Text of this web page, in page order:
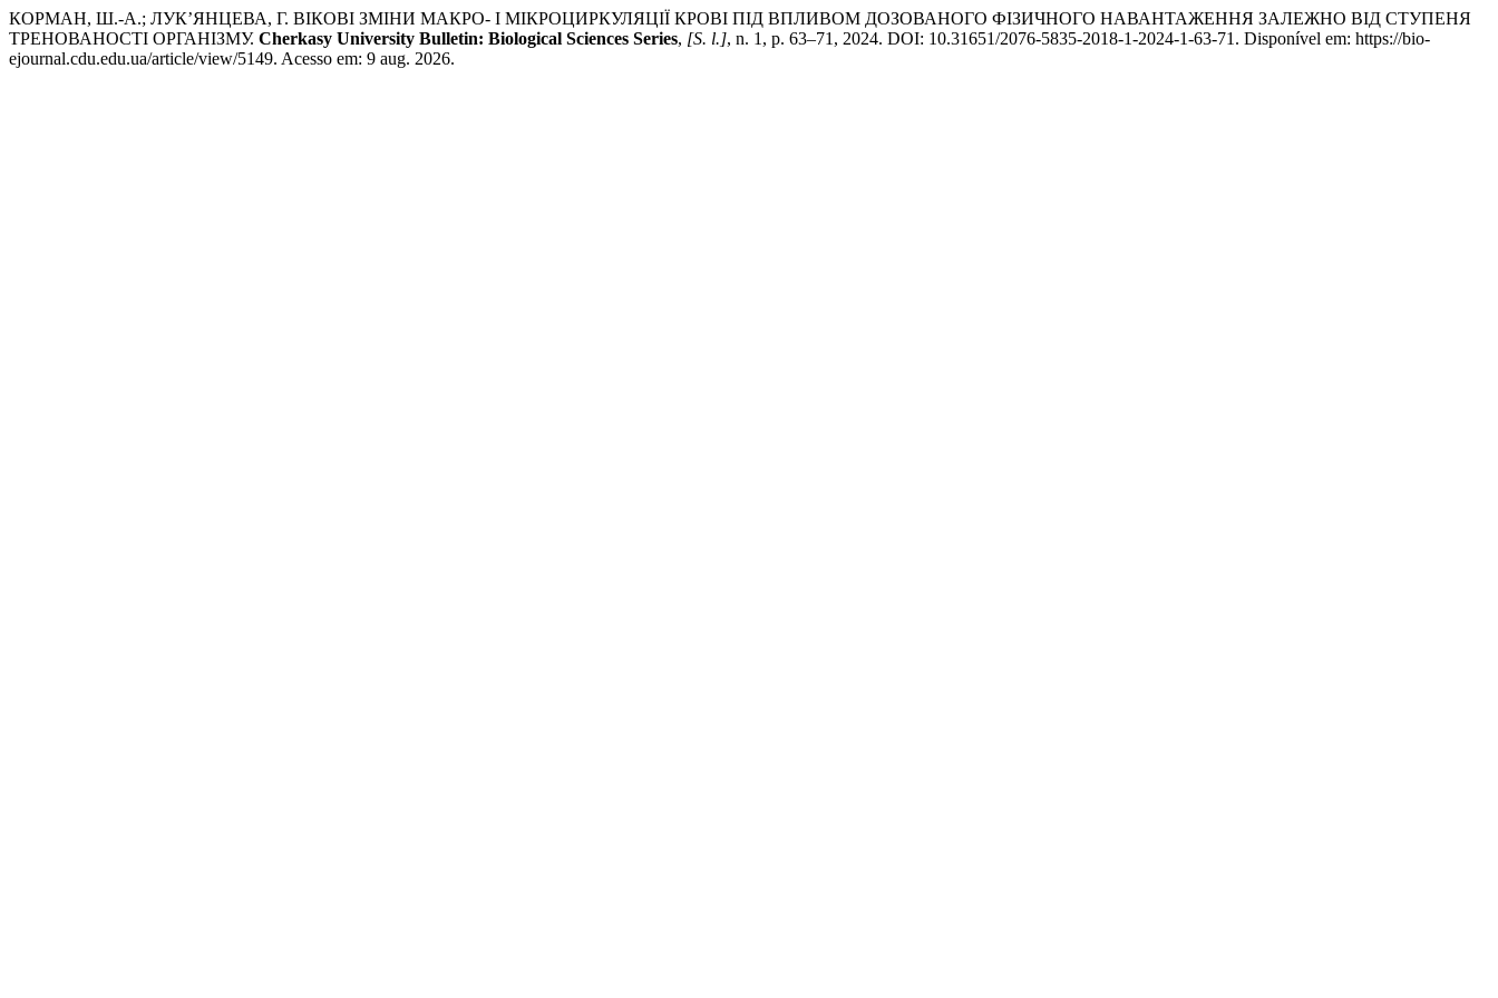
КОРМАН, Ш.-А.; ЛУК’ЯНЦЕВА, Г. ВІКОВІ ЗМІНИ МАКРО- І МІКРОЦИРКУЛЯЦІЇ КРОВІ ПІД ВПЛИВОМ ДОЗОВАНОГО ФІЗИЧНОГО НАВАНТАЖЕННЯ ЗАЛЕЖНО ВІД СТУПЕНЯ
ТРЕНОВАНОСТІ ОРГАНІЗМУ. Cherkasy University Bulletin: Biological Sciences Series, [S. l.], n. 1, p. 63–71, 2024. DOI: 10.31651/2076-5835-2018-1-2024-1-63-71. Disponível em: https://bio-
ejournal.cdu.edu.ua/article/view/5149. Acesso em: 9 aug. 2026.